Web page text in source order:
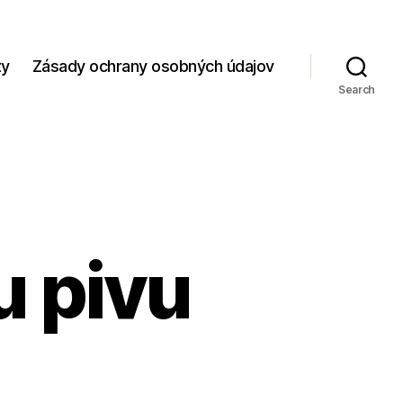
Zásady ochrany osobných údajov
Search
pivu